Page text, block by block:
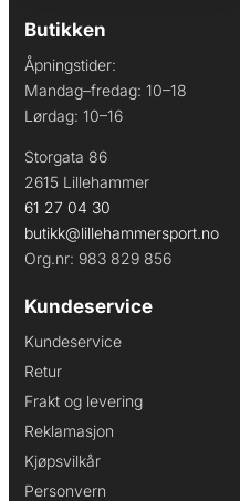
Butikken
Åpningstider:
Mandag–fredag: 10–18
Lørdag: 10–16
Storgata 86
2615 Lillehammer
61 27 04 30
butikk@lillehammersport.no
Org.nr: 983 829 856
Kundeservice
Kundeservice
Retur
Frakt og levering
Reklamasjon
Kjøpsvilkår
Personvern